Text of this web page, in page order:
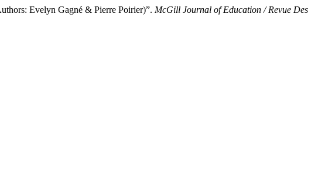
Evelyn Gagné & Pierre Poirier)”. McGill Journal of Education / Revue Des